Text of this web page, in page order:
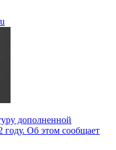
дополненной
году. Об этом сообщает